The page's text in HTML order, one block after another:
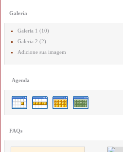
Galeria
Galeria 1 (10)
Galeria 2 (2)
Adicione sua imagem
Agenda
FAQs